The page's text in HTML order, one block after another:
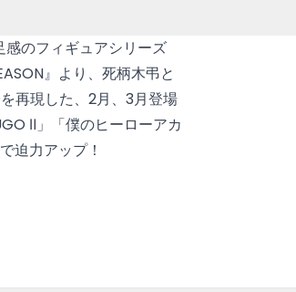
のフィギュアシリーズ
』より、死柄木弔と
再現した、2月、3月登場
Ⅱ」「僕のヒーローアカ
迫力アップ！